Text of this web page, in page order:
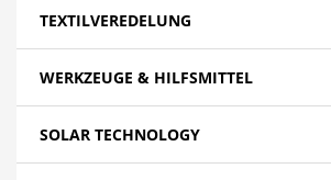
TEXTILVEREDELUNG
WERKZEUGE & HILFSMITTEL
SOLAR TECHNOLOGY